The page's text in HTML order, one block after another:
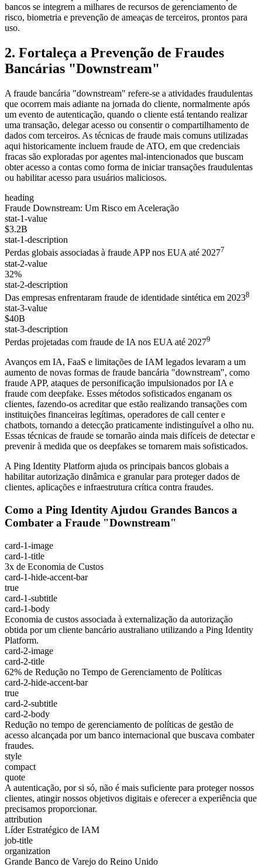
bancos se integrem a milhares de recursos de gerenciamento de
risco, biometria e prevenção de ameaças de terceiros, prontos para
uso.
2. Fortaleça a Prevenção de Fraudes
Bancárias "Downstream"
A fraude bancária "downstream" refere-se a atividades fraudulentas
que ocorrem mais adiante na jornada do cliente, normalmente após
um evento de autenticação, quando o cliente está tentando realizar
uma transação, delegar acesso ou consentir o compartilhamento de
dados com terceiros. As técnicas de fraude mais comuns utilizadas
aqui historicamente incluem fraude de ATO, em que credenciais
fracas são exploradas por agentes mal-intencionados que buscam
obter acesso a contas como forma de iniciar transações fraudulentas
ou habilitar acesso para usuários maliciosos.
heading
Fraude Downstream: Um Risco em Aceleração
stat-1-value
$3.2B
stat-1-description
Perdas globais associadas à fraude APP nos EUA até 20277
stat-2-value
32%
stat-2-description
Das empresas enfrentaram fraude de identidade sintética em 20238
stat-3-value
$40B
stat-3-description
Perdas projetadas com fraude de IA nos EUA até 20279
Avanços em IA, FaaS e limitações de IAM legados levaram a um
aumento de novas formas de fraude bancária "downstream", como
fraude APP, ataques de personificação impulsionados por IA e
fraude com deepfake. Esses métodos sofisticados enganam os
clientes, fazendo-os acreditar que estão realizando transações com
instituições financeiras legítimas, operadores de call center e
chatbots, tornando a detecção praticamente indistinguível a olho nu.
Essas técnicas de fraude se tornarão ainda mais difíceis de detectar e
prevenir à medida que os deepfakes se tornarem mais sofisticados.
A Ping Identity Platform ajuda os principais bancos globais a
habilitar autorização dinâmica e granular para proteger dados de
clientes, aplicações e infraestrutura crítica contra fraudes.
Como a Ping Identity Ajudou Grandes Bancos a
Combater a Fraude "Downstream"
card-1-image
card-1-title
3x de Economia de Custos
card-1-hide-accent-bar
true
card-1-subtitle
card-1-body
Economia de custos associada à externalização da autorização
obtida por um cliente bancário australiano utilizando a Ping Identity
Platform.
card-2-image
card-2-title
62% de Redução no Tempo de Gerenciamento de Políticas
card-2-hide-accent-bar
true
card-2-subtitle
card-2-body
Redução no tempo de gerenciamento de políticas de gestão de
acesso alcançada por um banco internacional que buscava combater
fraudes.
style
compact
quote
A autenticação, por si só, não é mais suficiente para proteger nossos
clientes, atingir nossos objetivos digitais e oferecer a experiência que
precisamos proporcionar.
attribution
Líder Estratégico de IAM
job-title
organization
Grande Banco de Varejo do Reino Unido